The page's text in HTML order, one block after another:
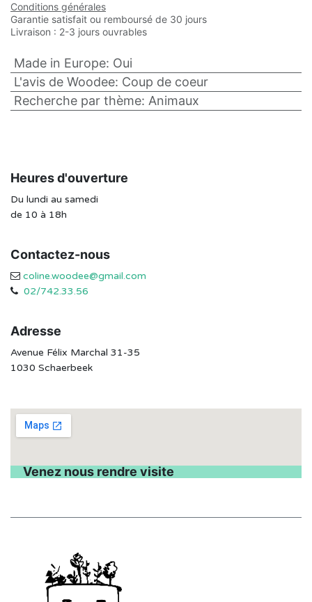
Conditions générales
Garantie satisfait ou remboursé de 30 jours
Livraison : 2-3 jours ouvrables
Made in Europe: Oui
L'avis de Woodee: Coup de coeur
Recherche par thème: Animaux
Heures d'ouverture
Du lundi au samedi
de 10 à 18h
Contactez-nous
coline.woodee@gmail.com
02/742.33.56
Adresse
Avenue Félix Marchal 31-35
1030 Schaerbeek
Venez nous rendre visite